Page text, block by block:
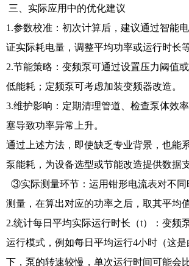
三、实际应用中的优化建议
1.参数校准：初次计算后，建议通过智能
证实际耗电量，调整平均功率或运行时长
2.节能策略：变频泵可通过设置压力阈值
低能耗；定频泵可考虑加装变频器改造。
3.维护影响：定期清理管道、检查泵体效
塞导致功率异常上升。
通过上述方法，即使缺乏专业背景，也能
泵能耗，为设备选型或节能改造提供数据支
③实际测量环节：运用钳形电流表对不同
测量，在算出对应的功率之后，取其平均值
2.统计每日平均实际运行时长（t）：变频
运行模式，例如每日平均运行4小时（这
下，泵的转速较慢，单次运行时间可能会